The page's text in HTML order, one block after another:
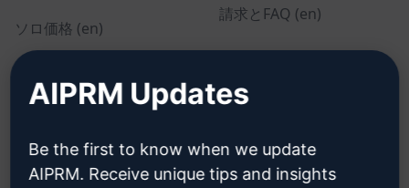
ソロ価格 (en)
チーム価格 (en)
Blog (en)
請求とFAQ (en)
リーガル ダウンロード
AIPRM Updates
Be the first to know when we update
AIPRM. Receive unique tips and insights